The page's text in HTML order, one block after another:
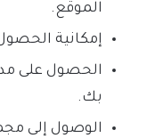
الموقع.
إمكانية
الحصول على
بك.
الوصول إلى